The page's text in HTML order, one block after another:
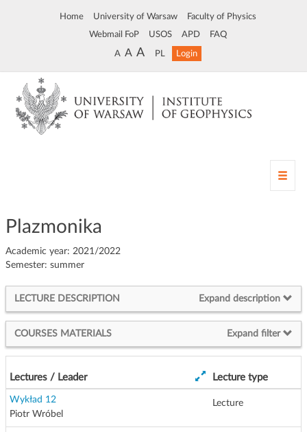
Home University of Warsaw Faculty of Physics
Webmail FoP USOS APD FAQ
A A A PL Login
T
o
v
i
a
t
n
Plazmonika
Academic year: 2021/2022
Semester: summer
LECTURE DESCRIPTION Expand description
COURSES MATERIALS Expand filter
Lectures / Leader Lecture type
Wykład 12
Piotr Wróbel
Lecture